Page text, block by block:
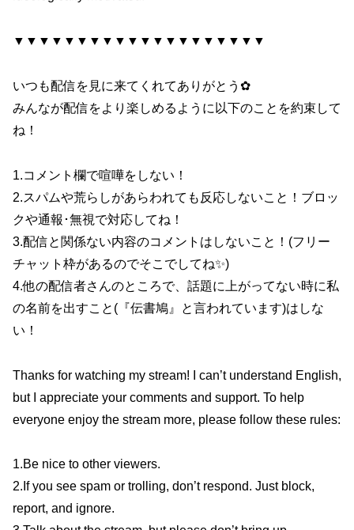
▼▼▼▼▼▼▼▼▼▼▼▼▼▼▼▼▼▼▼▼
いつも配信を見に来てくれてありがとう✿
みんなが配信をより楽しめるように以下のことを約束して
ね！
1.コメント欄で喧嘩をしない！
2.スパムや荒らしがあらわれても反応しないこと！ブロッ
クや通報･無視で対応してね！
3.配信と関係ない内容のコメントはしないこと！(フリー
チャット枠があるのでそこでしてね✨)
4.他の配信者さんのところで、話題に上がってない時に私
の名前を出すこと(『伝書鳩』と言われています)はしな
い！
Thanks for watching my stream! I can’t understand English,
but I appreciate your comments and support. To help
everyone enjoy the stream more, please follow these rules:
1.Be nice to other viewers.
2.If you see spam or trolling, don’t respond. Just block,
report, and ignore.